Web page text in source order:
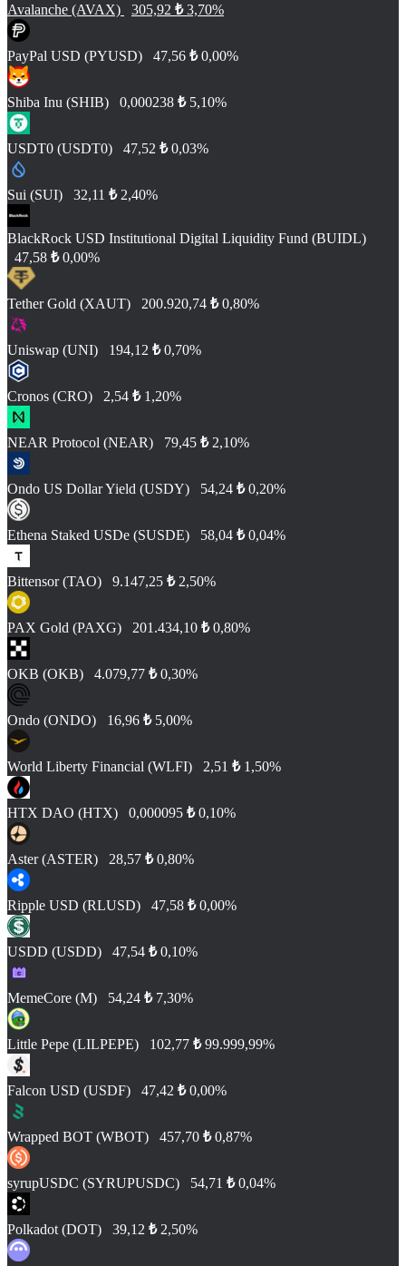
Avalanche (AVAX) 305,92 ₺ 3,70%
PayPal USD (PYUSD) 47,56 ₺ 0,00%
Shiba Inu (SHIB) 0,000238 ₺ 5,10%
USDT0 (USDT0) 47,52 ₺ 0,03%
Sui (SUI) 32,11 ₺ 2,40%
BlackRock USD Institutional Digital Liquidity Fund (BUIDL)
47,58 ₺ 0,00%
Tether Gold (XAUT) 200.920,74 ₺ 0,80%
Uniswap (UNI) 194,12 ₺ 0,70%
Cronos (CRO) 2,54 ₺ 1,20%
NEAR Protocol (NEAR) 79,45 ₺ 2,10%
Ondo US Dollar Yield (USDY) 54,24 ₺ 0,20%
Ethena Staked USDe (SUSDE) 58,04 ₺ 0,04%
Bittensor (TAO) 9.147,25 ₺ 2,50%
PAX Gold (PAXG) 201.434,10 ₺ 0,80%
OKB (OKB) 4.079,77 ₺ 0,30%
Ondo (ONDO) 16,96 ₺ 5,00%
World Liberty Financial (WLFI) 2,51 ₺ 1,50%
HTX DAO (HTX) 0,000095 ₺ 0,10%
Aster (ASTER) 28,57 ₺ 0,80%
Ripple USD (RLUSD) 47,58 ₺ 0,00%
USDD (USDD) 47,54 ₺ 0,10%
MemeCore (M) 54,24 ₺ 7,30%
Little Pepe (LILPEPE) 102,77 ₺ 99.999,99%
Falcon USD (USDF) 47,42 ₺ 0,00%
Wrapped BOT (WBOT) 457,70 ₺ 0,87%
syrupUSDC (SYRUPUSDC) 54,71 ₺ 0,04%
Polkadot (DOT) 39,12 ₺ 2,50%